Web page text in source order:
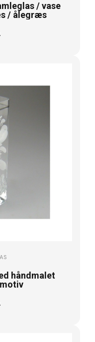
/ vase
/ ålegræs
håndmalet